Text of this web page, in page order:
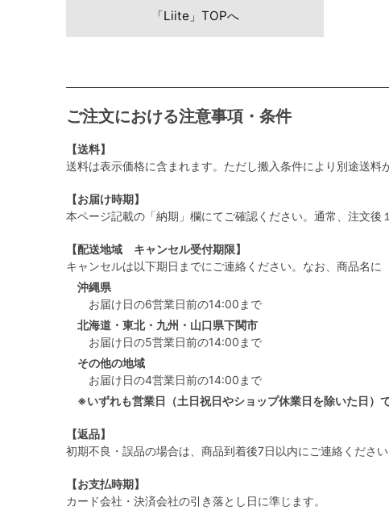
「Liite」TOPへ
ご注文における注意事項・条件
【送料】
送料は表示価格に含まれます。ただし搬入条件により別途送料
【お届け時期】
本ページ記載の「納期」欄にてご確認ください。通常、注文後
【配送地域 キャンセル受付期限】
キャンセルは以下期日までにご連絡ください。なお、商品名に
沖縄県
お届け日の6営業日前の14:00まで
北海道・東北・九州・山口県下関市
お届け日の5営業日前の14:00まで
その他の地域
お届け日の4営業日前の14:00まで
※いずれも営業日（土日祝日やショップ休業日を除いた日）
【返品】
初期不良・誤品の場合は、商品到着後7日以内にご連絡くださ
【お支払時期】
カード会社・決済会社の引き落とし日に準じます。